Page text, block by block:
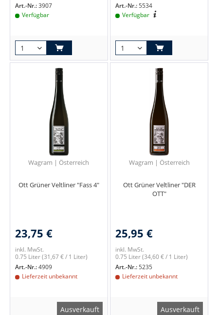
Art.-Nr.:3907
Verfügbar
Art.-Nr.:5534
Verfügbar
Wagram | Österreich
Ott Grüner Veltliner "Fass 4"
23,75 €
inkl. MwSt.
0.75 Liter(31,67 € / 1 Liter)
Art.-Nr.:4909
Lieferzeit unbekannt
Ausverkauft
Wagram | Österreich
Ott Grüner Veltliner "DER
OTT"
25,95 €
inkl. MwSt.
0.75 Liter(34,60 € / 1 Liter)
Art.-Nr.:5235
Lieferzeit unbekannt
Ausverkauft